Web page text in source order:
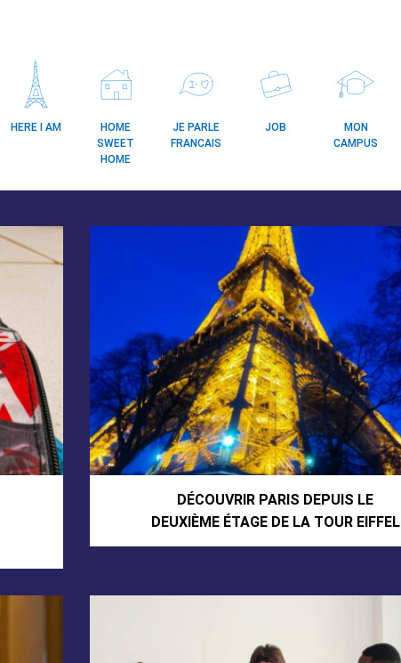
HERE I AM
HOME
SWEET
HOME
JE PARLE
FRANCAIS
JOB
MON
CAMPUS
DÉCOUVRIR PARIS DEPUIS LE
DEUXIÈME ÉTAGE DE LA TOUR EIFFEL